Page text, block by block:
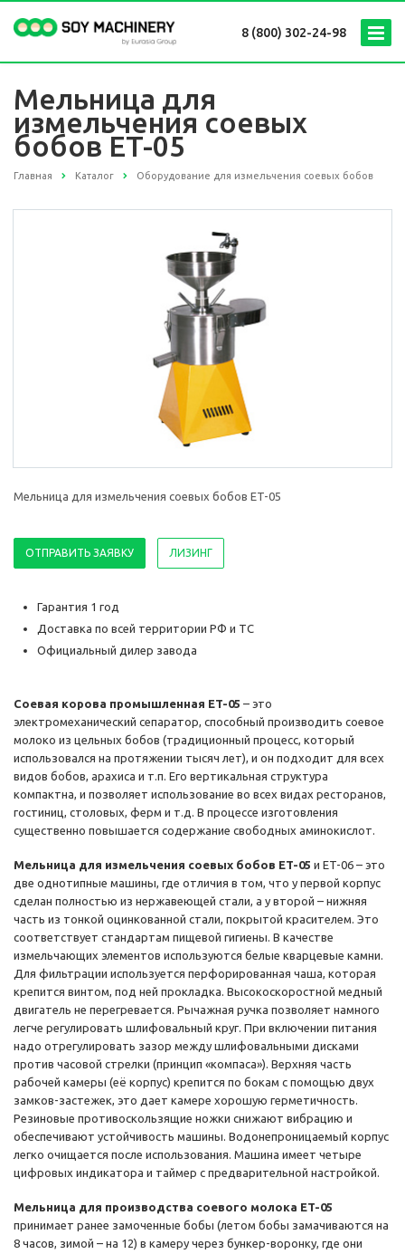
8 (800) 302-24-98
Мельница для
измельчения соевых
бобов ET-05
Главная Каталог Оборудование для измельчения соевых бобов
Мельница для измельчения соевых бобов ET-05
ОТПРАВИТЬ ЗАЯВКУ ЛИЗИНГ
Гарантия 1 год
Доставка по всей территории РФ и ТС
Официальный дилер завода
Соевая корова промышленная ET-05 – это
электромеханический сепаратор, способный производить соевое
молоко из цельных бобов (традиционный процесс, который
использовался на протяжении тысяч лет), и он подходит для всех
видов бобов, арахиса и т.п. Его вертикальная структура
компактна, и позволяет использование во всех видах ресторанов,
гостиниц, столовых, ферм и т.д. В процессе изготовления
существенно повышается содержание свободных аминокислот.
Мельница для измельчения соевых бобов ET-05 и ET-06 – это
две однотипные машины, где отличия в том, что у первой корпус
сделан полностью из нержавеющей стали, а у второй – нижняя
часть из тонкой оцинкованной стали, покрытой красителем. Это
соответствует стандартам пищевой гигиены. В качестве
измельчающих элементов используются белые кварцевые камни.
Для фильтрации используется перфорированная чаша, которая
крепится винтом, под ней прокладка. Высокоскоростной медный
двигатель не перегревается. Рычажная ручка позволяет намного
легче регулировать шлифовальный круг. При включении питания
надо отрегулировать зазор между шлифовальными дисками
против часовой стрелки (принцип «компаса»). Верхняя часть
рабочей камеры (её корпус) крепится по бокам с помощью двух
замков-застежек, это дает камере хорошую герметичность.
Резиновые противоскользящие ножки снижают вибрацию и
обеспечивают устойчивость машины. Водонепроницаемый корпус
легко очищается после использования. Машина имеет четыре
цифровых индикатора и таймер с предварительной настройкой.
Мельница для производства соевого молока ET-05
принимает ранее замоченные бобы (летом бобы замачиваются на
8 часов, зимой – на 12) в камеру через бункер-воронку, где они